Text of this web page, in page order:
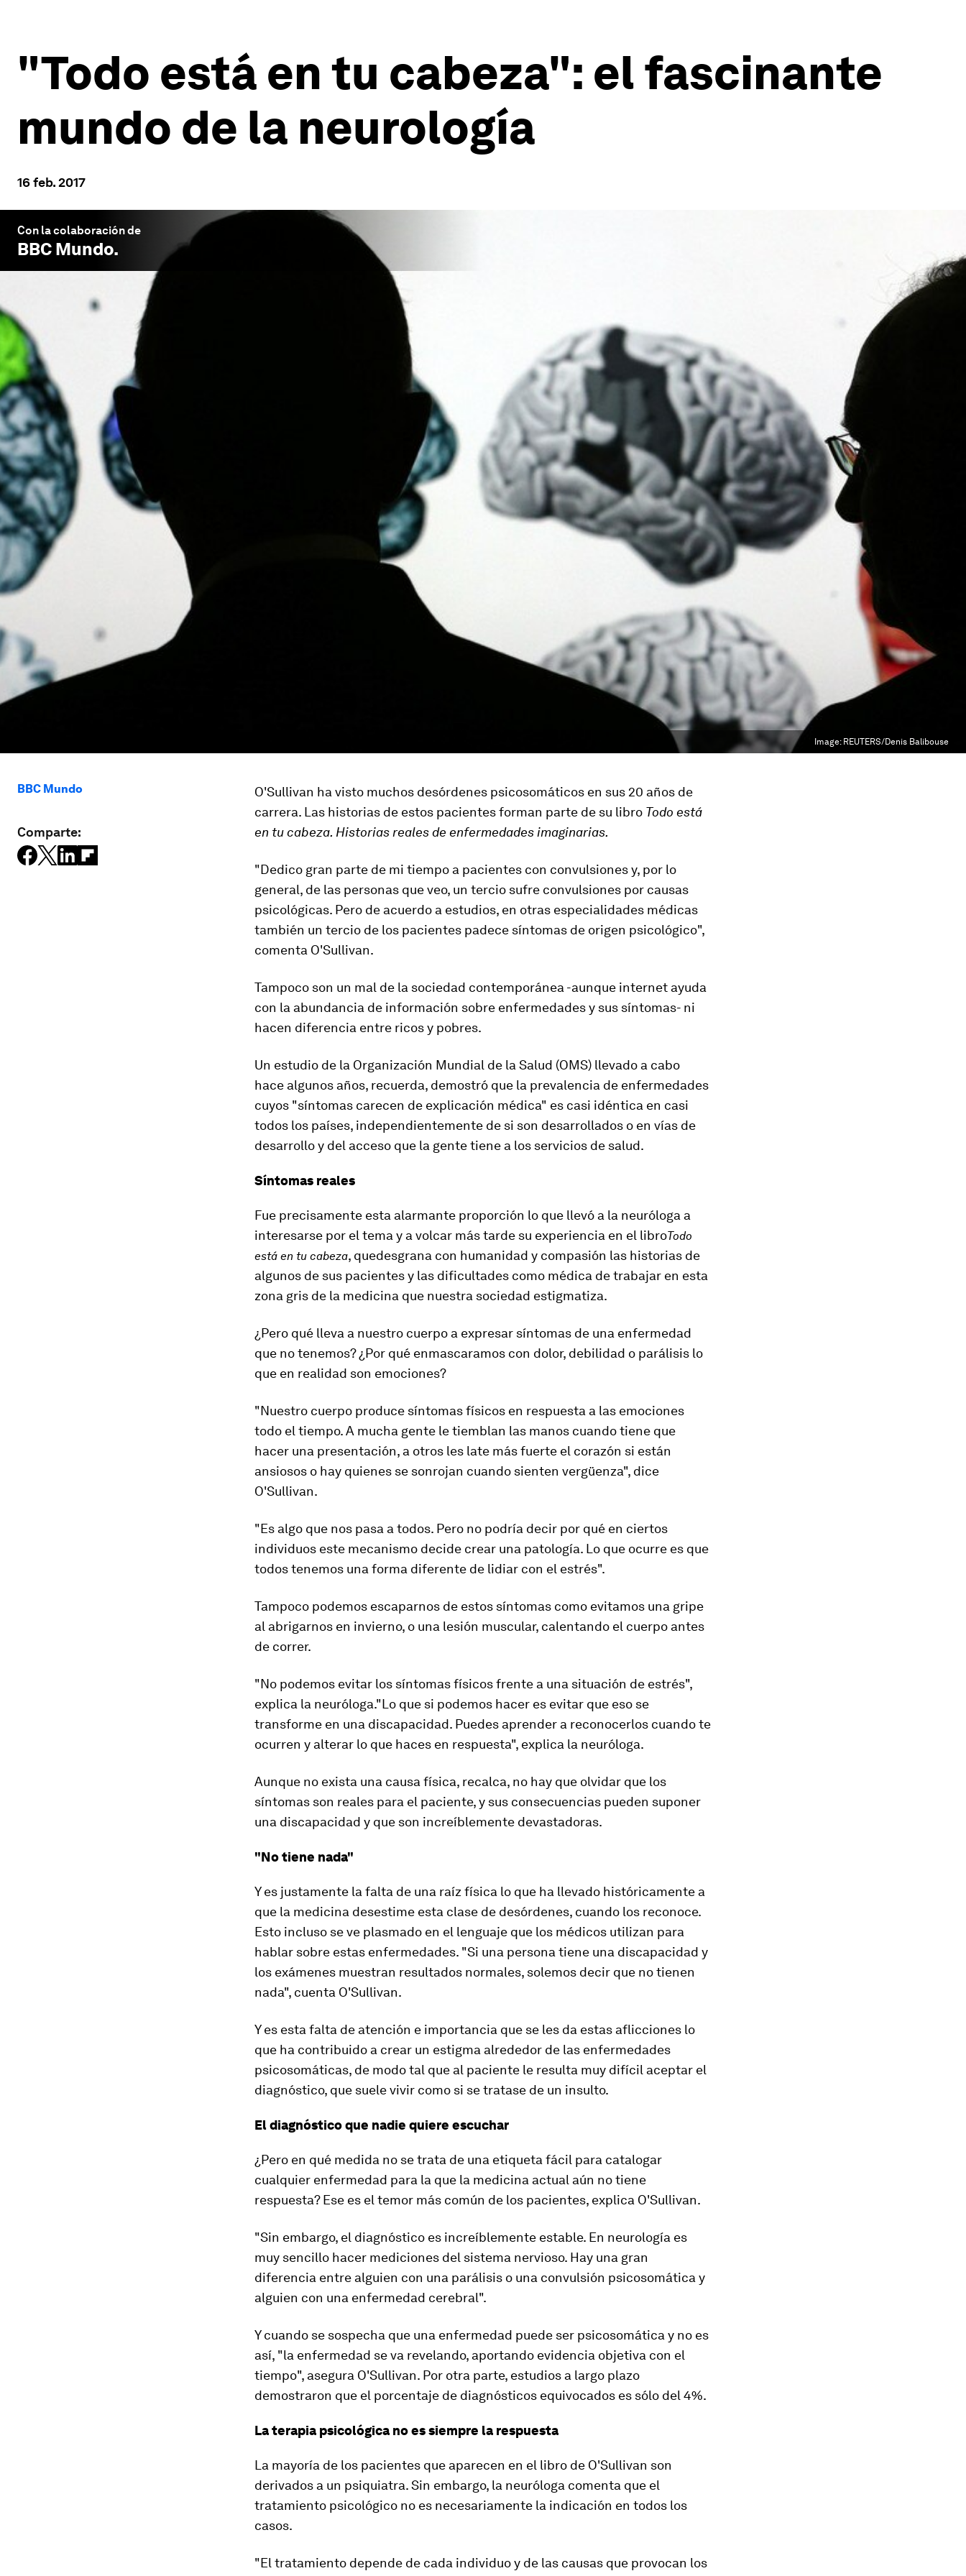
"Todo está en tu cabeza": el fascinante
mundo de la neurología
16 feb. 2017
Con la colaboración de
BBC Mundo.
Image: REUTERS/Denis Balibouse
BBC Mundo
Comparte:
O'Sullivan ha visto muchos desórdenes psicosomáticos en sus 20 años de
carrera. Las historias de estos pacientes forman parte de su libro Todo está
en tu cabeza. Historias reales de enfermedades imaginarias.
"Dedico gran parte de mi tiempo a pacientes con convulsiones y, por lo
general, de las personas que veo, un tercio sufre convulsiones por causas
psicológicas. Pero de acuerdo a estudios, en otras especialidades médicas
también un tercio de los pacientes padece síntomas de origen psicológico",
comenta O'Sullivan.
Tampoco son un mal de la sociedad contemporánea -aunque internet ayuda
con la abundancia de información sobre enfermedades y sus síntomas- ni
hacen diferencia entre ricos y pobres.
Un estudio de la Organización Mundial de la Salud (OMS) llevado a cabo
hace algunos años, recuerda, demostró que la prevalencia de enfermedades
cuyos "síntomas carecen de explicación médica" es casi idéntica en casi
todos los países, independientemente de si son desarrollados o en vías de
desarrollo y del acceso que la gente tiene a los servicios de salud.
Síntomas reales
Fue precisamente esta alarmante proporción lo que llevó a la neuróloga a
interesarse por el tema y a volcar más tarde su experiencia en el libroTodo
está en tu cabeza, quedesgrana con humanidad y compasión las historias de
algunos de sus pacientes y las dificultades como médica de trabajar en esta
zona gris de la medicina que nuestra sociedad estigmatiza.
¿Pero qué lleva a nuestro cuerpo a expresar síntomas de una enfermedad
que no tenemos? ¿Por qué enmascaramos con dolor, debilidad o parálisis lo
que en realidad son emociones?
"Nuestro cuerpo produce síntomas físicos en respuesta a las emociones
todo el tiempo. A mucha gente le tiemblan las manos cuando tiene que
hacer una presentación, a otros les late más fuerte el corazón si están
ansiosos o hay quienes se sonrojan cuando sienten vergüenza", dice
O'Sullivan.
"Es algo que nos pasa a todos. Pero no podría decir por qué en ciertos
individuos este mecanismo decide crear una patología. Lo que ocurre es que
todos tenemos una forma diferente de lidiar con el estrés".
Tampoco podemos escaparnos de estos síntomas como evitamos una gripe
al abrigarnos en invierno, o una lesión muscular, calentando el cuerpo antes
de correr.
"No podemos evitar los síntomas físicos frente a una situación de estrés",
explica la neuróloga."Lo que si podemos hacer es evitar que eso se
transforme en una discapacidad. Puedes aprender a reconocerlos cuando te
ocurren y alterar lo que haces en respuesta", explica la neuróloga.
Aunque no exista una causa física, recalca, no hay que olvidar que los
síntomas son reales para el paciente, y sus consecuencias pueden suponer
una discapacidad y que son increíblemente devastadoras.
"No tiene nada"
Y es justamente la falta de una raíz física lo que ha llevado históricamente a
que la medicina desestime esta clase de desórdenes, cuando los reconoce.
Esto incluso se ve plasmado en el lenguaje que los médicos utilizan para
hablar sobre estas enfermedades. "Si una persona tiene una discapacidad y
los exámenes muestran resultados normales, solemos decir que no tienen
nada", cuenta O'Sullivan.
Y es esta falta de atención e importancia que se les da estas aflicciones lo
que ha contribuido a crear un estigma alrededor de las enfermedades
psicosomáticas, de modo tal que al paciente le resulta muy difícil aceptar el
diagnóstico, que suele vivir como si se tratase de un insulto.
El diagnóstico que nadie quiere escuchar
¿Pero en qué medida no se trata de una etiqueta fácil para catalogar
cualquier enfermedad para la que la medicina actual aún no tiene
respuesta? Ese es el temor más común de los pacientes, explica O'Sullivan.
"Sin embargo, el diagnóstico es increíblemente estable. En neurología es
muy sencillo hacer mediciones del sistema nervioso. Hay una gran
diferencia entre alguien con una parálisis o una convulsión psicosomática y
alguien con una enfermedad cerebral".
Y cuando se sospecha que una enfermedad puede ser psicosomática y no es
así, "la enfermedad se va revelando, aportando evidencia objetiva con el
tiempo", asegura O'Sullivan. Por otra parte, estudios a largo plazo
demostraron que el porcentaje de diagnósticos equivocados es sólo del 4%.
La terapia psicológica no es siempre la respuesta
La mayoría de los pacientes que aparecen en el libro de O'Sullivan son
derivados a un psiquiatra. Sin embargo, la neuróloga comenta que el
tratamiento psicológico no es necesariamente la indicación en todos los
casos.
"El tratamiento depende de cada individuo y de las causas que provocan los